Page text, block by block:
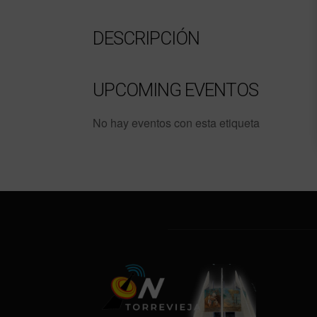
DESCRIPCIÓN
UPCOMING EVENTOS
No hay eventos con esta etiqueta